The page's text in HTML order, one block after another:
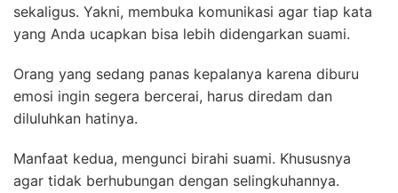
sekaligus. Yakni, membuka komunikasi agar tiap kata
yang Anda ucapkan bisa lebih didengarkan suami.
Orang yang sedang panas kepalanya karena diburu
emosi ingin segera bercerai, harus diredam dan
diluluhkan hatinya.
Manfaat kedua, mengunci birahi suami. Khususnya
agar tidak berhubungan dengan selingkuhannya.